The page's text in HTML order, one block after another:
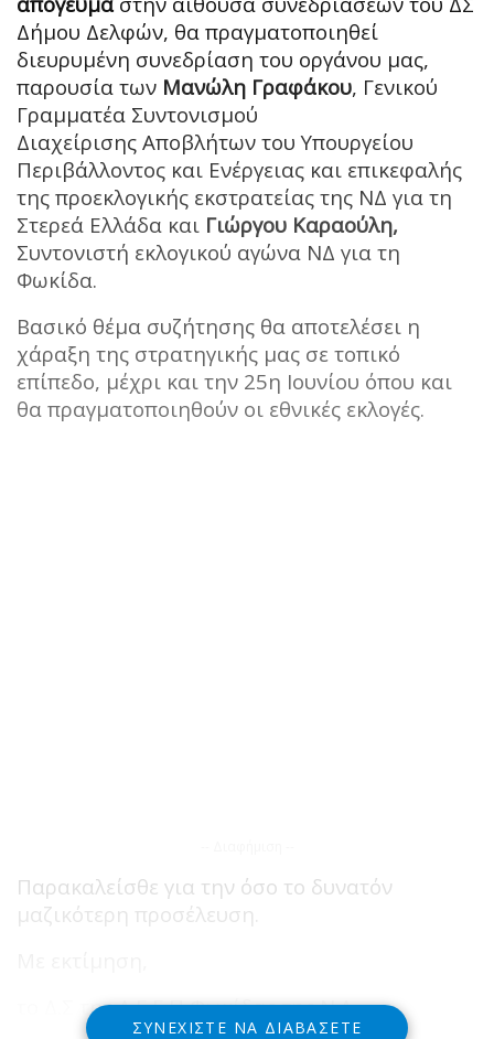
Δήμου Δελφών, θα πραγματοποιηθεί
διευρυμένη συνεδρίαση του οργάνου μας,
παρουσία των Μανώλη Γραφάκου, Γενικού
Γραμματέα Συντονισμού
Διαχείρισης Αποβλήτων του Υπουργείου
Περιβάλλοντος και Ενέργειας και επικεφαλής
της προεκλογικής εκστρατείας της ΝΔ για τη
Στερεά Ελλάδα και Γιώργου Καραούλη,
Συντονιστή εκλογικού αγώνα ΝΔ για τη
Φωκίδα.
Βασικό θέμα συζήτησης θα αποτελέσει η
χάραξη της στρατηγικής μας σε τοπικό
επίπεδο, μέχρι και την 25η Ιουνίου όπου και
θα πραγματοποιηθούν οι εθνικές εκλογές.
Παρακαλείσθε για την όσο το δυνατόν
μαζικότερη προσέλευση.
το Δ.Σ της Δ.Ε.Ε.Π Φωκίδας της Ν.Δ
ΣΥΝΕΧΊΣΤΕ ΝΑ ΔΙΑΒΆΣΕΤΕ